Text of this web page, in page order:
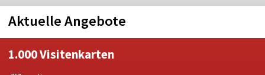
Aktuelle Angebote
1.000 Visitenkarten